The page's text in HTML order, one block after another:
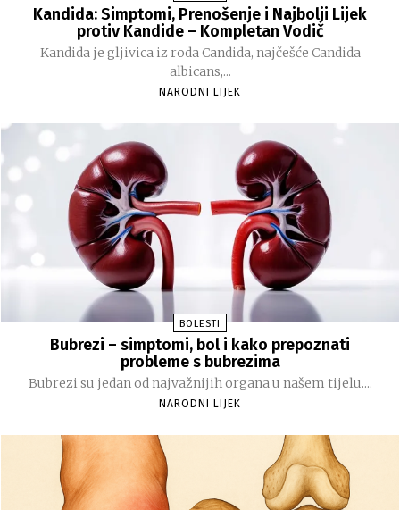
Kandida: Simptomi, Prenošenje i Najbolji Lijek
protiv Kandide – Kompletan Vodič
Kandida je gljivica iz roda Candida, najčešće Candida
albicans,...
NARODNI LIJEK
BOLESTI
Bubrezi – simptomi, bol i kako prepoznati
probleme s bubrezima
Bubrezi su jedan od najvažnijih organa u našem tijelu....
NARODNI LIJEK